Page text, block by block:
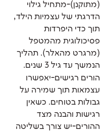
(מתוקנן)-מתחיל גילוי
הדרגתי של עצמיות הילד,
תוך כדי היפרדות
פסיכולוגית מהמטפל
(מרגרט מהאלר). תהליך
הנמשך עד גיל 3 שנים.
הורים רגישים-יאפשרו
עצמאות תוך שמירה על
גבולות בטוחים. כשאין
רגישות והבנה מצד
ההורים-יש צורך בשליטה